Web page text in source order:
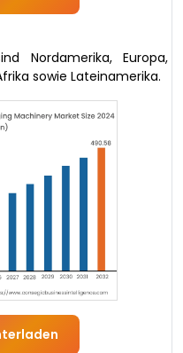
Nordamerika, Europa,
sowie Lateinamerika.